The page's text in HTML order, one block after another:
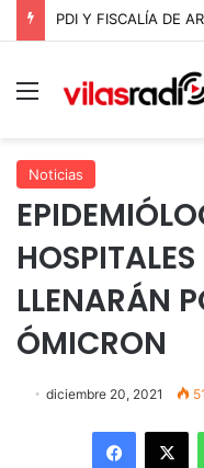
Menú
Noticias
LLENARÁN
ÓMICRON
diciembre 20, 2021
Facebook
X